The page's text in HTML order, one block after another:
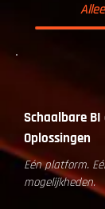
Schaalbare
Oplossingen
Eén platform.
mogelijkheden.